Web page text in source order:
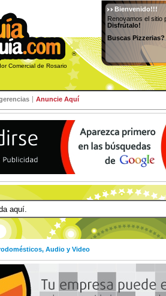
®
Comercial de Rosario
Bienvenido!!!
Renovamos el sitio
Disfrútalo!
Buscas
Anuncie Aquí
Audio y Video